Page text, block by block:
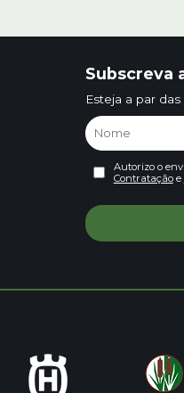
Subscreva
Esteja a par
Autorizo o
Contrataçãoe